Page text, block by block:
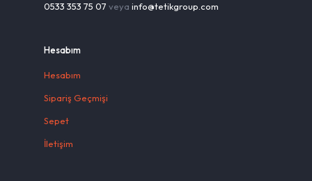
0533 353 75 07 veya info@tetikgroup.com
Hesabım
Hesabım
Sipariş Geçmişi
Sepet
İletişim